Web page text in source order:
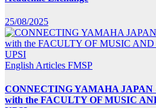
25/08/2025
English Articles FMSP
CONNECTING YAMAHA
with the FACULTY OF MUSIC